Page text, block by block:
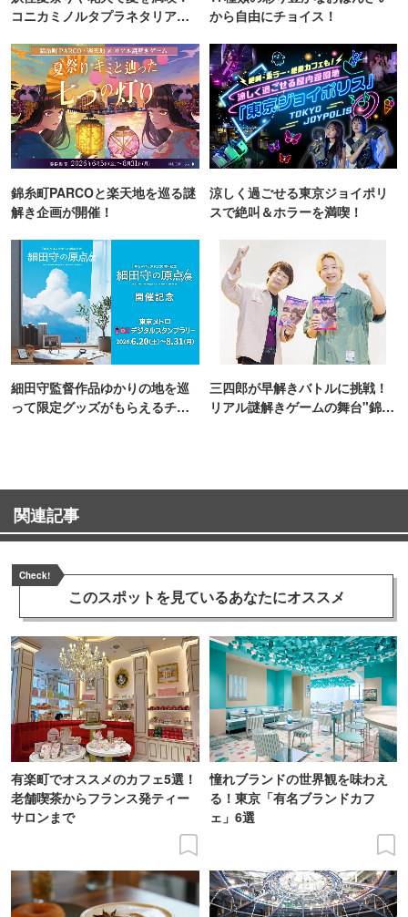
コニカミノルタプラネタリア
から自由にチョイス！
錦糸町PARCOと楽天地を巡る謎
解き企画が開催！
涼しく過ごせる東京ジョイポリ
スで絶叫＆ホラーを満喫！
細田守監督作品ゆかりの地を巡
って限定グッズがもらえるチャ
三四郎が早解きバトルに挑戦！
リアル謎解きゲームの舞台"錦糸
関連記事
Check!
このスポットを見ているあなたにオススメ
有楽町でオススメのカフェ5選！
老舗喫茶からフランス発ティー
サロンまで
憧れブランドの世界観を味わえ
る！東京「有名ブランドカフ
ェ」6選